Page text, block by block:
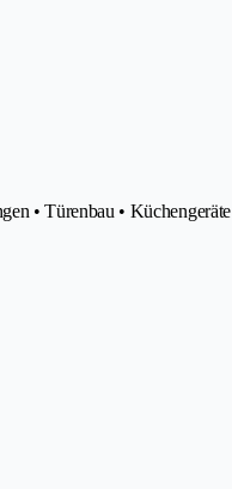
• Türenbau • Küchengeräte